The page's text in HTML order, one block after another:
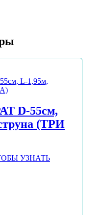
D-55см,
(ТРИ
УЗНАТЬ